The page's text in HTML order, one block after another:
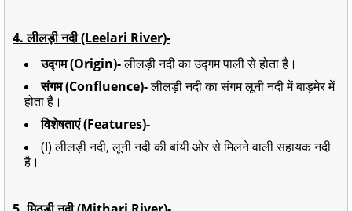
4.लीलड़ी नदी (Leelari River)-
उद्गम (Origin)-लीलड़ी नदी का उद्गम पाली से होता है।
संगम (Confluence)-लीलड़ी नदी का संगम लूनी नदी में बाड़मेर में
होता है।
विशेषताएं (Features)-
(I) लीलड़ी नदी, लूनी नदी की बांयी ओर से मिलने वाली सहायक नदी
है।